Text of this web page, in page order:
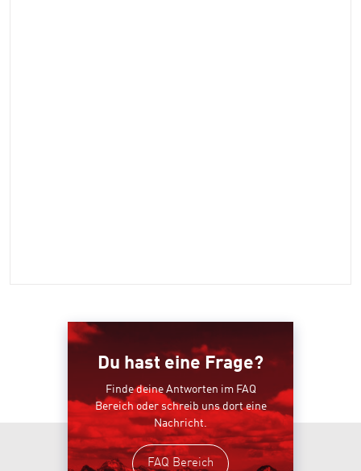
Du hast eine Frage?
Finde deine Antworten im FAQ
Bereich oder schreib uns dort eine
Nachricht.
FAQ Bereich